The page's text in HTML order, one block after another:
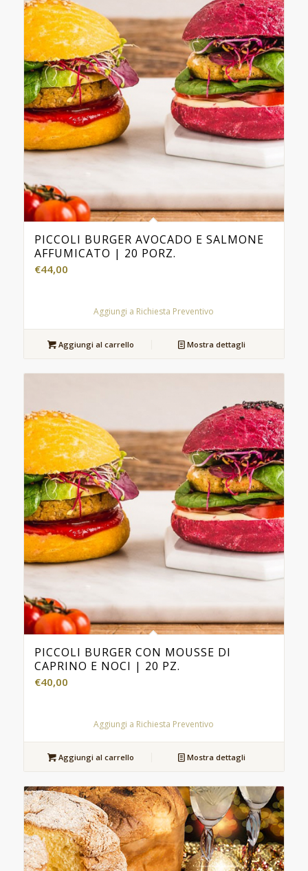
PICCOLI BURGER AVOCADO E SALMONE
AFFUMICATO | 20 PORZ.
€44,00
Aggiungi a Richiesta Preventivo
Aggiungi al carrello Mostra dettagli
PICCOLI BURGER CON MOUSSE DI
CAPRINO E NOCI | 20 PZ.
€40,00
Aggiungi a Richiesta Preventivo
Aggiungi al carrello Mostra dettagli